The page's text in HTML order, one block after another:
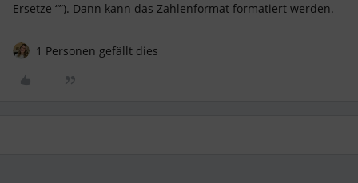
Ersetze “”). Dann kann das Zahlenformat formatiert werden.
1 Personen gefällt dies